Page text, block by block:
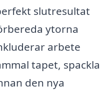
slutresultat
ytorna
arbete
tapet, spackla
den nya